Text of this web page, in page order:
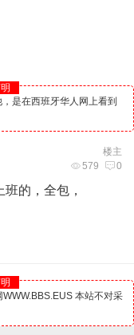
是在西班牙华人网上看到
楼主
579 0
班的，全包，
本站不对采